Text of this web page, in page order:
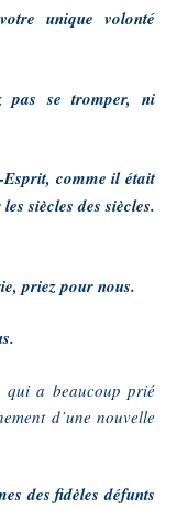
unique volonté
pas se tromper, ni
comme il était
siècles des siècles.
priez pour nous.
qui a beaucoup prié
d’une nouvelle
des fidèles défunts